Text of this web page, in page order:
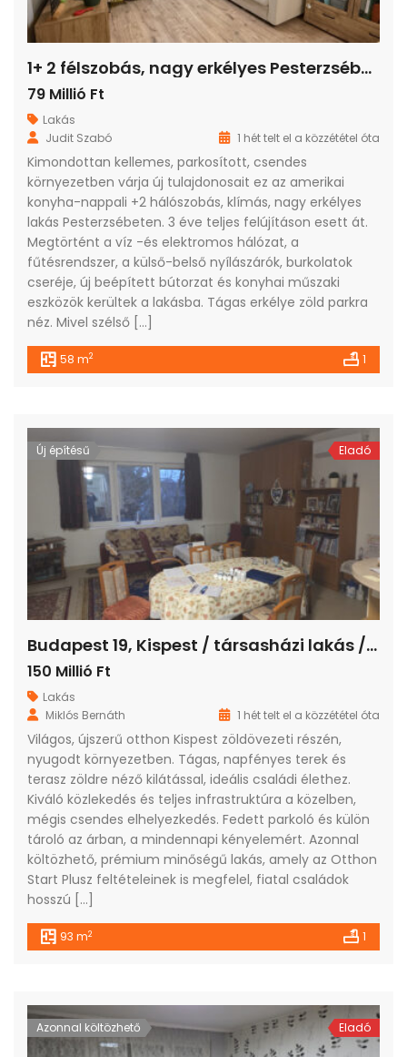
1+ 2 félszobás, nagy erkélyes Pesterzsébeten
79 Millió Ft
Lakás
Judit Szabó
1 hét telt el a közzététel óta
Kimondottan kellemes, parkosított, csendes
környezetben várja új tulajdonosait ez az amerikai
konyha-nappali +2 hálószobás, klímás, nagy erkélyes
lakás Pesterzsébeten. 3 éve teljes felújításon esett át.
Megtörtént a víz -és elektromos hálózat, a
fűtésrendszer, a külső-belső nyílászárók, burkolatok
cseréje, új beépített bútorzat és konyhai műszaki
eszközök kerültek a lakásba. Tágas erkélye zöld parkra
néz. Mivel szélső […]
58 m2 1
Új építésű Eladó
Budapest 19, Kispest / társasházi lakás / tégla / 3 szoba / 93 m²
150 Millió Ft
Lakás
Miklós Bernáth
1 hét telt el a közzététel óta
Világos, újszerű otthon Kispest zöldövezeti részén,
nyugodt környezetben. Tágas, napfényes terek és
terasz zöldre néző kilátással, ideális családi élethez.
Kiváló közlekedés és teljes infrastruktúra a közelben,
mégis csendes elhelyezkedés. Fedett parkoló és külön
tároló az árban, a mindennapi kényelemért. Azonnal
költözhető, prémium minőségű lakás, amely az Otthon
Start Plusz feltételeinek is megfelel, fiatal családok
hosszú […]
93 m2 1
Azonnal költözhető Eladó